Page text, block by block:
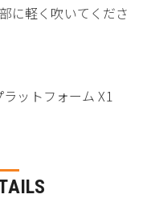
に軽く吹いてくださ
ットフォーム X1